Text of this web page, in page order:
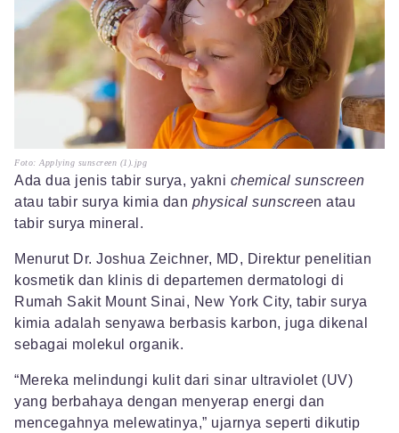
Foto: Applying sunscreen (1).jpg
Ada dua jenis tabir surya, yakni chemical sunscreen
atau tabir surya kimia dan physical sunscreen atau
tabir surya mineral.
Menurut Dr. Joshua Zeichner, MD, Direktur penelitian
kosmetik dan klinis di departemen dermatologi di
Rumah Sakit Mount Sinai, New York City, tabir surya
kimia adalah senyawa berbasis karbon, juga dikenal
sebagai molekul organik.
“Mereka melindungi kulit dari sinar ultraviolet (UV)
yang berbahaya dengan menyerap energi dan
mencegahnya melewatinya,” ujarnya seperti dikutip